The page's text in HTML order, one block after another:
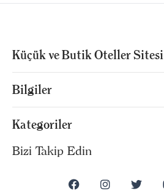
Küçük ve Butik Oteller Sitesi
Bilgiler
Kategoriler
Bizi Takip Edin